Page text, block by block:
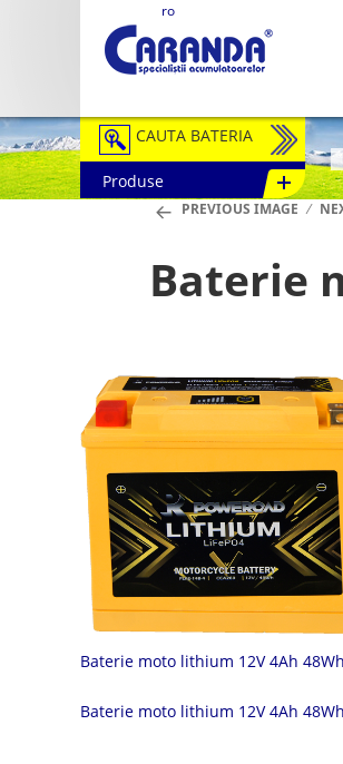
ro
CAUTA BATERIA
Auto / Moto
Semitractiune
Redresoare
Accesorii Baterii
Fotovoltaice
Produse
PREVIOUS IMAGE
Baterie
Baterie moto lithium 12V 4Ah 48Wh
Baterie moto lithium 12V 4Ah 48Wh